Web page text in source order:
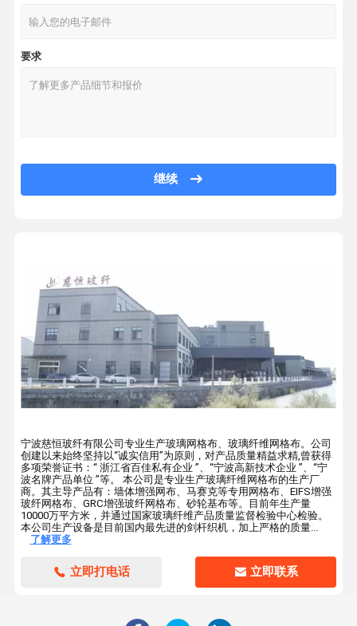
玻纤护角条
塑料保温钉
塑料保温钉
玻纤自粘带
要求
继续
宁波慈恒玻纤有限公司专业生产玻璃网格布、玻璃纤维网格布。公司
创建以来始终坚持以“诚实信用”为原则，对产品质量精益求精,曾获得
多项荣誉证书：“ 浙江省百佳私有企业 ”、“宁波高新技术企业 ”、“宁
波名牌产品单位 ”等。 本公司是专业生产玻璃纤维网格布的生产厂
商。其主导产品有：墙体增强网布、马赛克等专用网格布、EIFS增强
玻纤网格布、GRC增强玻纤网格布、砂轮基布等。目前年生产量
10000万平方米，并通过国家玻璃纤维产品质量监督检验中心检验。
本公司生产设备是目前国内最先进的剑杆织机，加上严格的质量...
了解更多
立即打电话 立即联系